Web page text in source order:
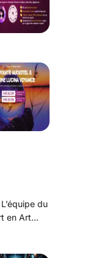
L’équipe du
en Art